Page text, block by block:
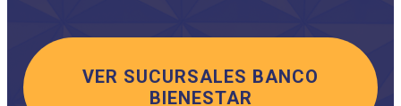
VER SUCURSALES BANCO
BIENESTAR